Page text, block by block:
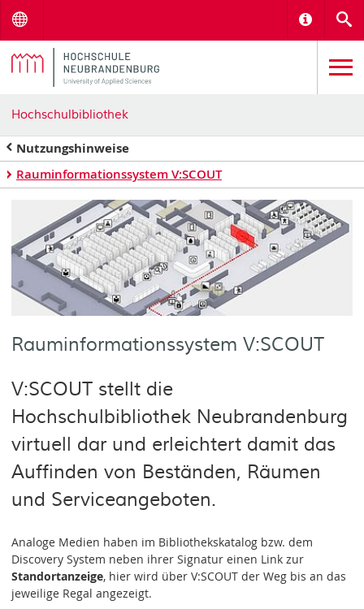
Hochschulbibliothek
Nutzungshinweise
Rauminformationssystem V:SCOUT
Rauminformationssystem V:SCOUT
V:SCOUT stellt die
Hochschulbibliothek Neubrandenburg
virtuell dar und erleichtert damit das
Auffinden von Beständen, Räumen
und Serviceangeboten.
Analoge Medien haben im Bibliothekskatalog bzw. dem
Discovery System neben ihrer Signatur einen Link zur
Standortanzeige, hier wird über V:SCOUT der Weg bis an das
jeweilige Regal angezeigt.